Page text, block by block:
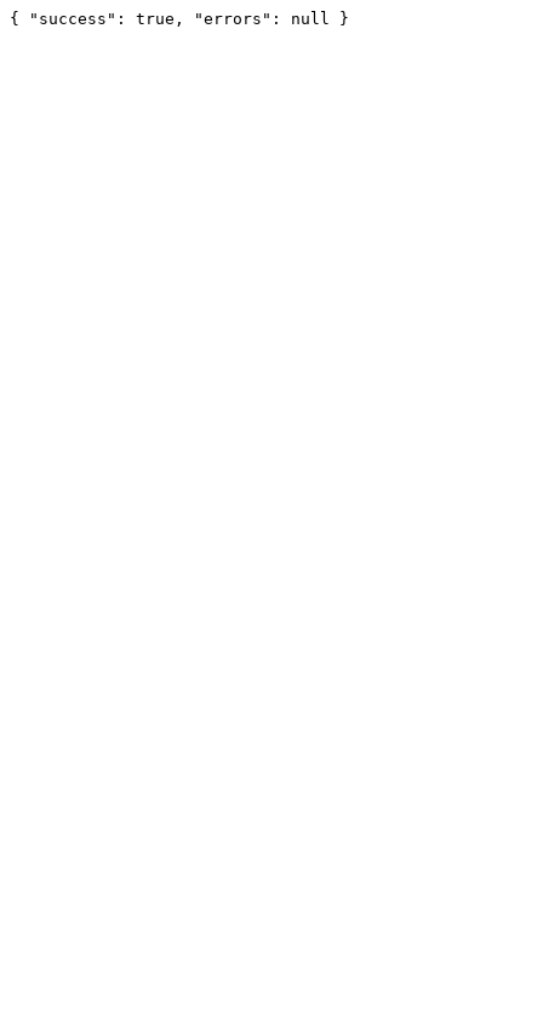
{ "success": true, "errors": null }